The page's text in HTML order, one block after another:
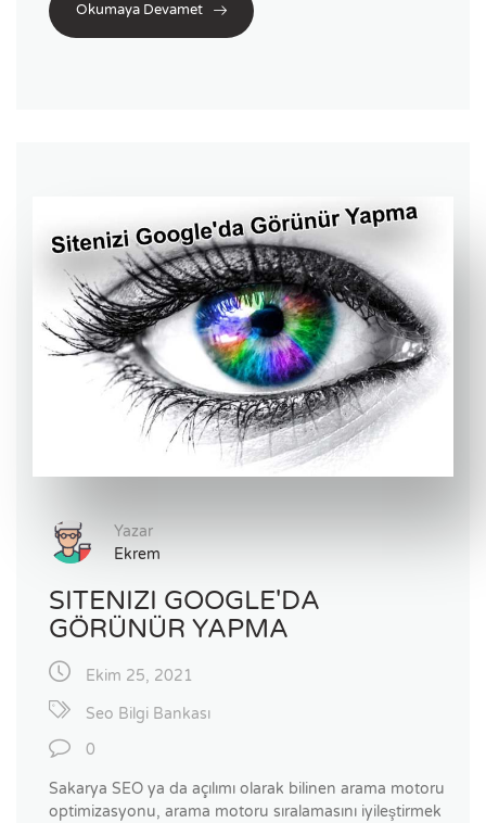
Okumaya Devamet
Yazar
Ekrem
SITENIZI GOOGLE'DA
GÖRÜNÜR YAPMA
Ekim 25, 2021
Seo Bilgi Bankası
0
Sakarya SEO ya da açılımı olarak bilinen arama motoru
optimizasyonu, arama motoru sıralamasını iyileştirmek